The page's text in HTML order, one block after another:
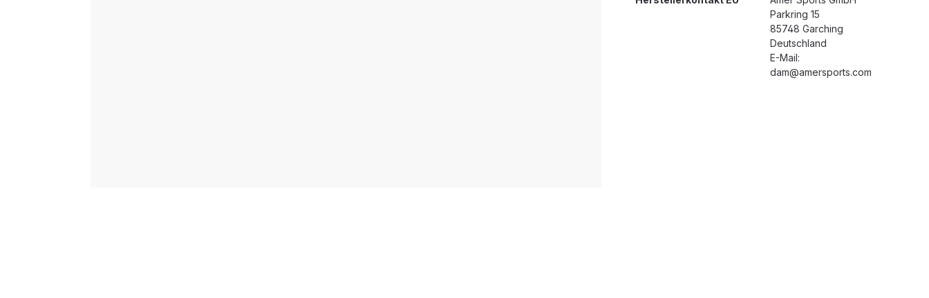
Parkring 15
85748 Garching
Deutschland
E-Mail:
dam@amersports.com